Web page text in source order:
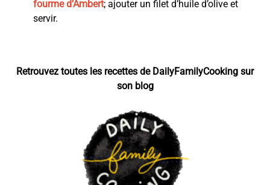
fourme d’Ambert; ajouter un filet d’huile d’olive et
servir.
Retrouvez toutes les recettes de DailyFamilyCooking sur
son blog